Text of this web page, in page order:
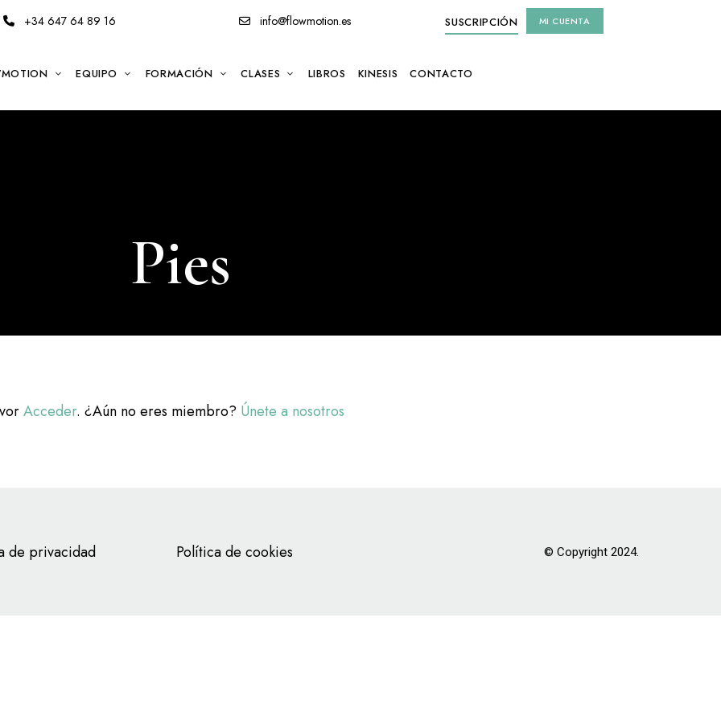
+34 647 64 89 16 info@flowmotion.es SUSCRIPCIÓN MI CUENTA
EQUIPO FORMACIÓN CLASES LIBROS KINESIS CONTACTO
Pies
Acceder. ¿Aún no eres miembro? Únete a nosotros
de privacidad Política de cookies © Copyright 2024.